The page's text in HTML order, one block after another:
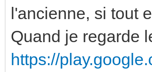
l'ancienne, si tout
Quand je regarde
https://